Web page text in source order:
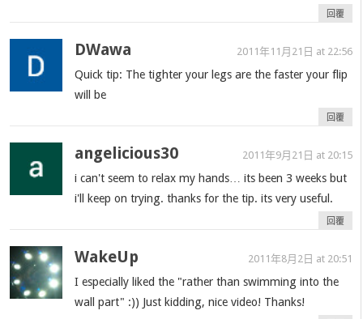
回覆
DWawa 2011年11月21日 at 22:56
Quick tip: The tighter your legs are the faster your flip
will be
回覆
angelicious30 2011年9月21日 at 20:15
i can't seem to relax my hands… its been 3 weeks but
i'll keep on trying. thanks for the tip. its very useful.
回覆
WakeUp 2011年8月2日 at 20:51
I especially liked the "rather than swimming into the
wall part" :)) Just kidding, nice video! Thanks!